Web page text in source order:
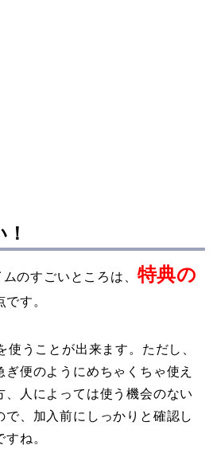
のすごいところは、 特典の
です。
使うことが出来ます。ただし、
便のようにめちゃくちゃ使え
、人によっては使う機会のない
で、加入前にしっかりと確認し
ね。